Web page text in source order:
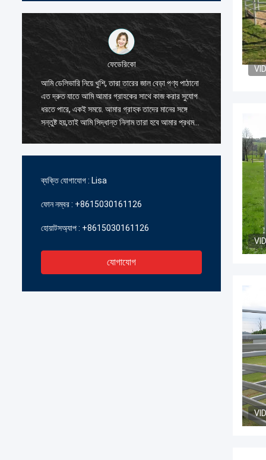
ফেডেরিকো
আমি ডেলিভারি নিয়ে খুশি, তারা তারের জাল বেড়া পণ্য পাঠানো
এত দ্রুত যাতে আমি আমার গ্রাহকের সাথে কাজ করার সুযোগ
ধরতে পারে, একই সময়ে. আমার গ্রাহক তাদের মানের সঙ্গে
সন্তুষ্ট হয়,তাই আমি সিদ্ধান্ত নিলাম তারা হবে আমার প্রথম
সরবরাহকারী জন্য তারের জাল বেড়া পণ্য.
ব্যক্তি যোগাযোগ : Lisa
ফোন নম্বর : +8615030161126
হোয়াটসঅ্যাপ : +8615030161126
যোগাযোগ